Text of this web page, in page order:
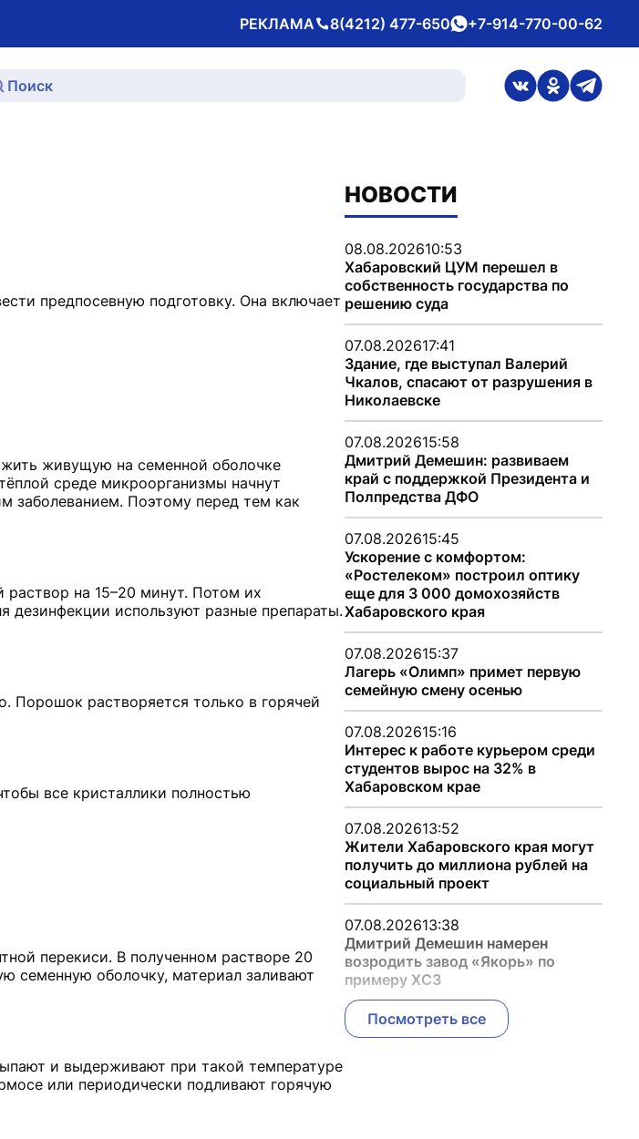
РЕКЛАМА
Телефон 8(4212) 477-650whatsApp
+7-914-770-00-62
ссылка на
ссылка на
предпосевную подготовку. Она включает
живущую на семенной оболочке
среде микроорганизмы начнут
заболеванием. Поэтому перед тем как
на 15–20 минут. Потом их
используют разные препараты.
Порошок растворяется только в горячей
все кристаллики полностью
перекиси. В полученном растворе 20
семенную оболочку, материал заливают
и выдерживают при такой температуре
или периодически подливают горячую
НОВОСТИ
08.08.202610:53
Хабаровский ЦУМ перешел в
собственность государства по
решению суда
07.08.202617:41
Здание, где выступал Валерий
Чкалов, спасают от разрушения в
Николаевске
07.08.202615:58
Дмитрий Демешин: развиваем
край с поддержкой Президента и
Полпредства ДФО
07.08.202615:45
Ускорение с комфортом:
«Ростелеком» построил оптику
еще для 3 000 домохозяйств
Хабаровского края
07.08.202615:37
Лагерь «Олимп» примет первую
семейную смену осенью
07.08.202615:16
Интерес к работе курьером среди
студентов вырос на 32% в
Хабаровском крае
07.08.202613:52
Жители Хабаровского края могут
получить до миллиона рублей на
социальный проект
07.08.202613:38
Дмитрий Демешин намерен
возродить завод «Якорь» по
примеру ХСЗ
Посмотреть все